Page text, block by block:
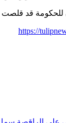
للحكومة قد
https://